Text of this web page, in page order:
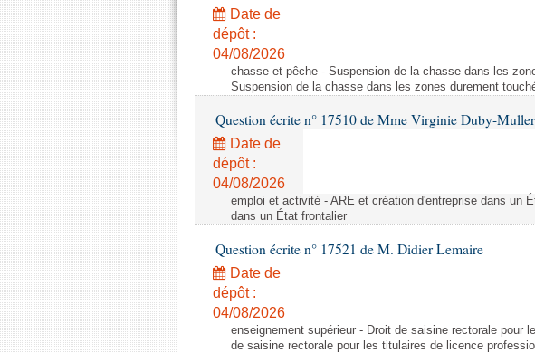
Date de
dépôt :
04/08/2026
chasse et pêche - Suspension de la chasse dans les
Suspension de la chasse dans les zones durement
Question écrite n° 17510 de Mme Virginie Duby-Muller
Date de
dépôt :
04/08/2026
emploi et activité - ARE et création d'entreprise dans un
dans un État frontalier
Question écrite n° 17521 de M. Didier Lemaire
Date de
dépôt :
04/08/2026
enseignement supérieur - Droit de saisine rectorale pour
de saisine rectorale pour les titulaires de licence